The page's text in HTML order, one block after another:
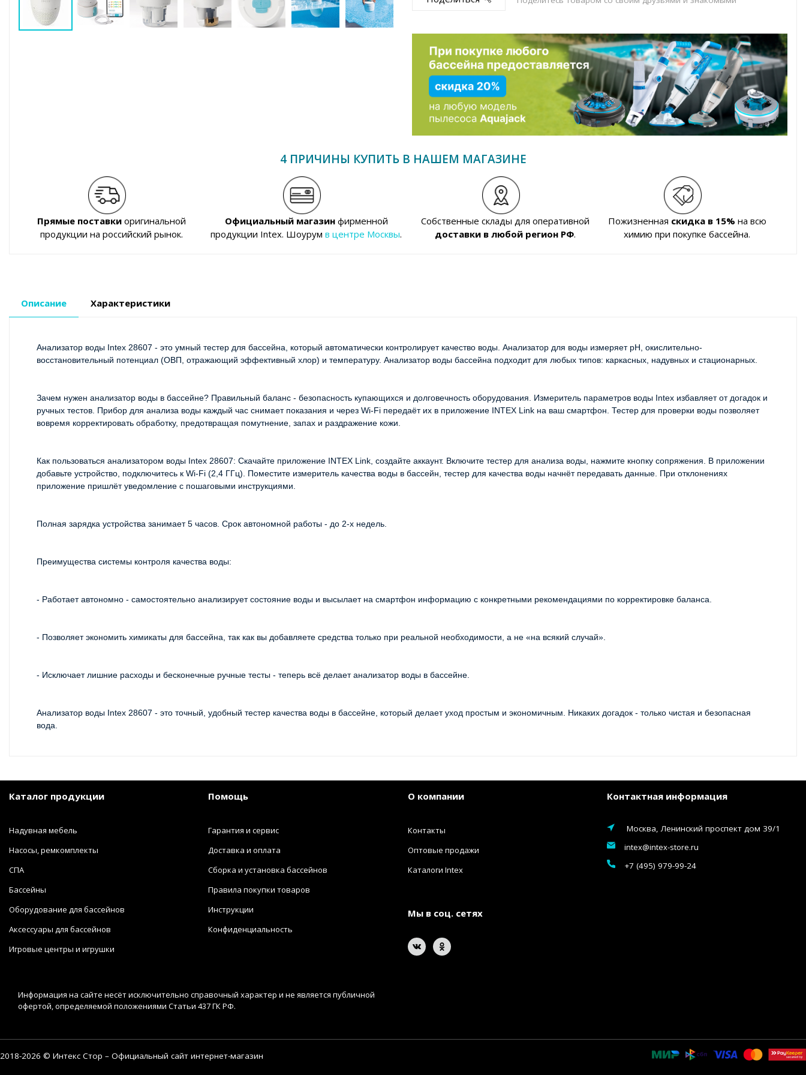
4 ПРИЧИНЫ КУПИТЬ В НАШЕМ МАГАЗИНЕ
Прямые поставкиоригинальной
продукции на российский рынок.
Официальный магазинфирменной
продукции Intex. Шоурумв центре Москвы.
Собственные склады для оперативной
доставки в любой регион РФ.
Пожизненная скидка в 15% на всю
химию при покупке бассейна.
Описание Характеристики
Анализатор воды Intex 28607 - это умный тестер для бассейна, который автоматически контролирует качество воды. Анализатор для воды измеряет pH, окислительно-
восстановительный потенциал (ОВП, отражающий эффективный хлор) и температуру. Анализатор воды бассейна подходит для любых типов: каркасных, надувных и стационарных.
Зачем нужен анализатор воды в бассейне? Правильный баланс - безопасность купающихся и долговечность оборудования. Измеритель параметров воды Intex избавляет от догадок и
ручных тестов. Прибор для анализа воды каждый час снимает показания и через Wi-Fi передаёт их в приложение INTEX Link на ваш смартфон. Тестер для проверки воды позволяет
вовремя корректировать обработку, предотвращая помутнение, запах и раздражение кожи.
Как пользоваться анализатором воды Intex 28607: Скачайте приложение INTEX Link, создайте аккаунт. Включите тестер для анализа воды, нажмите кнопку сопряжения. В приложении
добавьте устройство, подключитесь к Wi-Fi (2,4 ГГц). Поместите измеритель качества воды в бассейн, тестер для качества воды начнёт передавать данные. При отклонениях
приложение пришлёт уведомление с пошаговыми инструкциями.
Полная зарядка устройства занимает 5 часов. Срок автономной работы - до 2-х недель.
Преимущества системы контроля качества воды:
- Работает автономно - самостоятельно анализирует состояние воды и высылает на смартфон информацию с конкретными рекомендациями по корректировке баланса.
- Позволяет экономить химикаты для бассейна, так как вы добавляете средства только при реальной необходимости, а не «на всякий случай».
- Исключает лишние расходы и бесконечные ручные тесты - теперь всё делает анализатор воды в бассейне.
Анализатор воды Intex 28607 - это точный, удобный тестер качества воды в бассейне, который делает уход простым и экономичным. Никаких догадок - только чистая и безопасная
вода.
Каталог продукции
Надувная мебель
Насосы, ремкомплекты
СПА
Бассейны
Оборудование для бассейнов
Аксессуары для бассейнов
Игровые центры и игрушки
Помощь
Гарантия и сервис
Доставка и оплата
Сборка и установка бассейнов
Правила покупки товаров
Инструкции
Конфиденциальность
О компании
Контакты
Оптовые продажи
Каталоги Intex
Мы в соц. сетях
Контактная информация
Москва, Ленинский проспект дом 39/1
intex@intex-store.ru
+7 (495) 979-99-24
Информация на сайте несёт исключительно справочный характер и не является публичной
офертой, определяемой положениями Статьи 437 ГК РФ.
2018-2026 © Интекс Стор – Официальный сайт интернет-магазин